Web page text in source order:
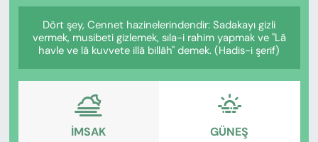
Dört şey, Cennet hazinelerindendir: Sadakayı gizli
vermek, musibeti gizlemek, sıla-i rahim yapmak ve "Lâ
havle ve lâ kuvvete illâ billâh" demek. (Hadis-i şerif)
İMSAK GÜNEŞ
EĞİTİM
KADIN
SAĞLIK
Haber Arşivi